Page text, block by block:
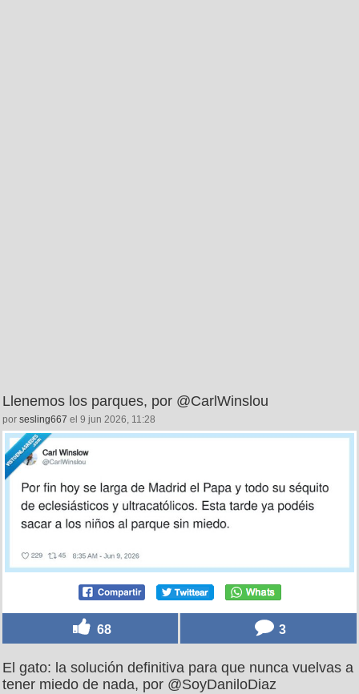
Llenemos los parques, por @CarlWinslou
por sesling667 el 9 jun 2026, 11:28
68 3
El gato: la solución definitiva para que nunca vuelvas a
tener miedo de nada, por @SoyDaniloDiaz